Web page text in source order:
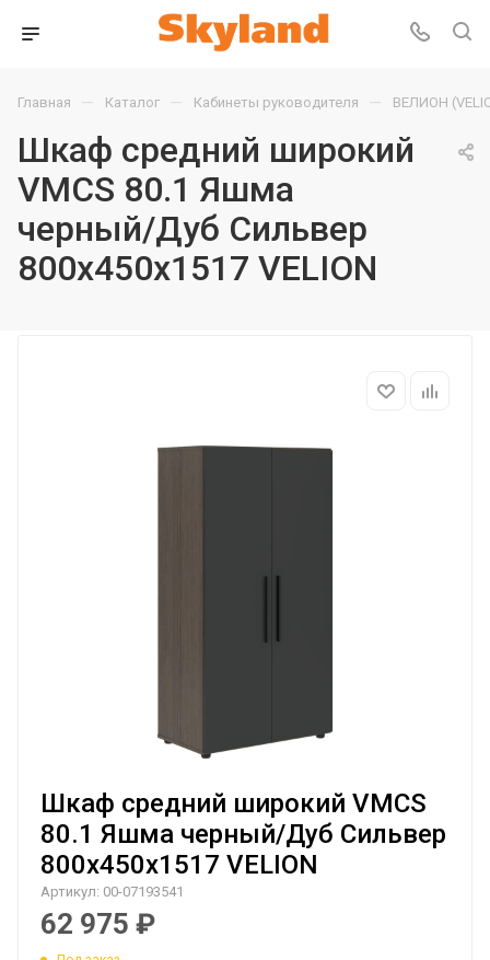
Главная — Каталог — Кабинеты руководителя — ВЕЛИОН
Шкаф средний широкий
VMCS 80.1 Яшма
черный/Дуб Сильвер
800х450х1517 VELION
Шкаф средний широкий VMCS
80.1 Яшма черный/Дуб Сильвер
800х450х1517 VELION
Артикул: 00-07193541
62 975 ₽